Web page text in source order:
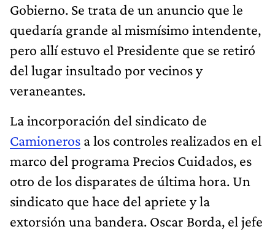
Gobierno. Se trata de un anuncio que le
quedaría grande al mismísimo intendente,
pero allí estuvo el Presidente que se retiró
del lugar insultado por vecinos y
veraneantes.
La incorporación del sindicato de
Camioneros a los controles realizados en el
marco del programa Precios Cuidados, es
otro de los disparates de última hora. Un
sindicato que hace del apriete y la
extorsión una bandera. Oscar Borda, el jefe